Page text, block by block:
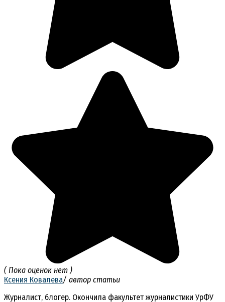
( Пока оценок нет )
Ксения Ковалева/ автор статьи
Журналист, блогер. Окончила факультет журналистики УрФУ